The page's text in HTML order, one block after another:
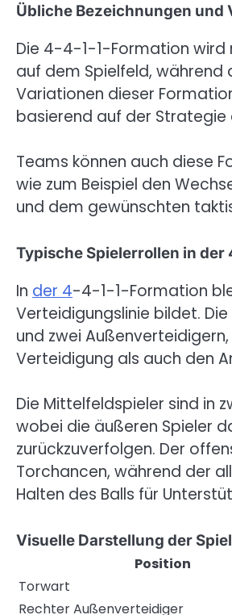
Übliche Bezeichnungen und
Die 4-4-1-1-Formation wird
auf dem Spielfeld,
Variationen dieser
basierend auf der Strategie
Teams können auch diese
wie zum Beispiel den
und dem gewünschten
Typische Spielerrollen in
In der 4-4-1-1-Formation
Verteidigungslinie bildet.
und zwei
Verteidigung als auch den
Die Mittelfeldspieler sind in
wobei die äußeren Spieler
zurückzuverfolgen. Der
Torchancen, während der
Halten des Balls für
Visuelle Darstellung der
Position
Torwart
Rechter Außenverteidiger